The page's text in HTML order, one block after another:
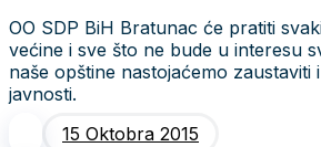
OO SDP BiH Bratunac će pratiti
većine i sve što ne bude u interesu
naše opštine nastojaćemo zaustaviti
javnosti.
15 Oktobra 2015